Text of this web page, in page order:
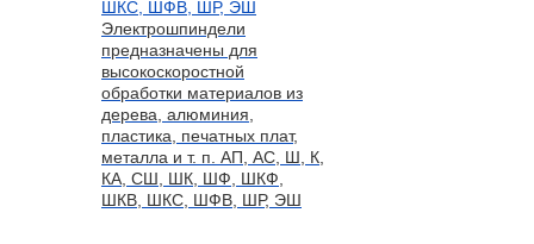
ШКС, ШФВ, ШР, ЭШ
Электрошпиндели
предназначены для
высокоскоростной
обработки материалов из
дерева, алюминия,
пластика, печатных плат,
металла и т. п. АП, АС, Ш, К,
КА, СШ, ШК, ШФ, ШКФ,
ШКВ, ШКС, ШФВ, ШР, ЭШ